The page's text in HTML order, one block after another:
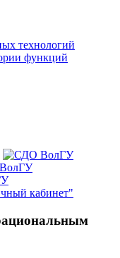
технологий
функций
ВолГУ
кабинет"